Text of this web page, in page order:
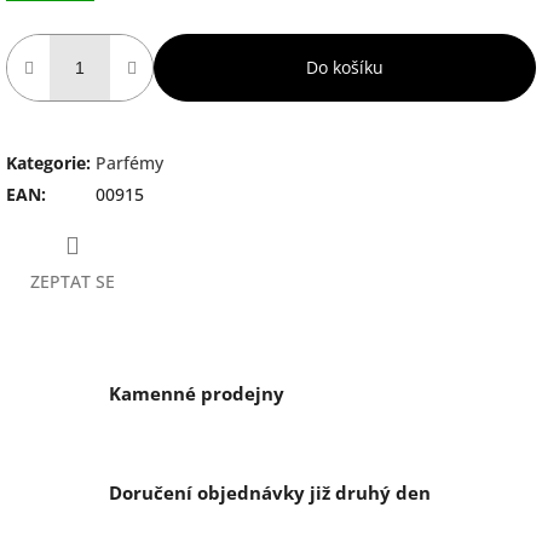
Do košíku
Kategorie: Parfémy
EAN: 00915
ZEPTAT SE
Kamenné prodejny
Doručení objednávky již druhý den